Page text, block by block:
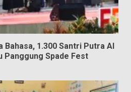
Bahasa, 1.300 Santri Putra Al
Panggung Spade Fest